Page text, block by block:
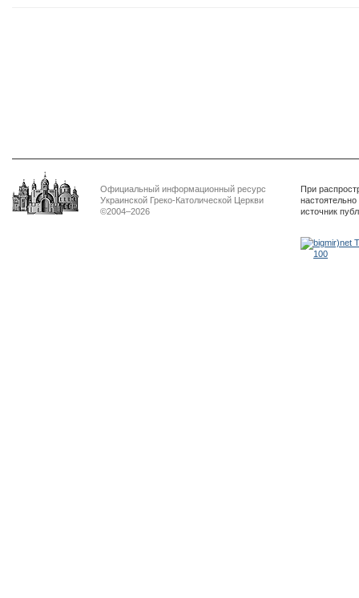
Официальный информационный ресурс
Украинской Греко-Католической Церкви
©2004–2026
При
источник